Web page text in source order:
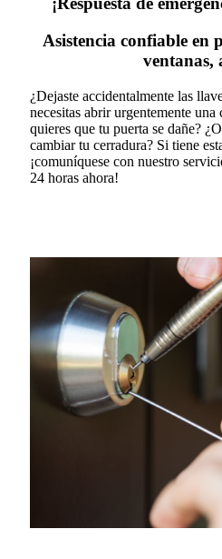
Asistencia confiable en
ventanas,
¿Dejaste accidentalmente las
necesitas abrir urgentemente
quieres que tu puerta se dañe?
cambiar tu cerradura? Si tiene
¡comuníquese con nuestro
24 horas ahora!